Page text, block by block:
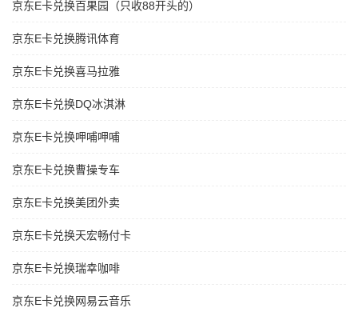
京东E卡兑换百果园（只收88开头的）
京东E卡兑换腾讯体育
京东E卡兑换喜马拉雅
京东E卡兑换DQ冰淇淋
京东E卡兑换呷哺呷哺
京东E卡兑换曹操专车
京东E卡兑换美团外卖
京东E卡兑换天宏畅付卡
京东E卡兑换瑞幸咖啡
京东E卡兑换网易云音乐